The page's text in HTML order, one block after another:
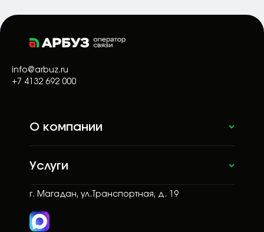
О компании
Услуги
г. Магадан, ул.Транспортная, д. 19
info@arbuz.ru
+7 4132 692 000